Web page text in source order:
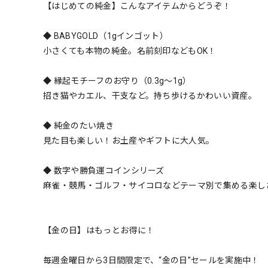
【はじめての純金】こんなアイテムからどうぞ！
◆ BABYGOLD（1gインゴット）
小さくても本物の純金。名前刻印などもOK！
◆ 縁起モチーフのお守り（0.3g〜1g）
招き猫やカエル、干支など。持ち歩けるかわいい資産。
◆ 純金のたい焼き
見た目も楽しい！お土産やギフトに大人気。
◆ 数字や勝負運コインシリーズ
麻雀・競馬・ゴルフ・サイコロなどテーマ別で集める楽し
【金の日】はもっとお得に！
毎週金曜日から3日間限定で、“金の日”セールを実施中！